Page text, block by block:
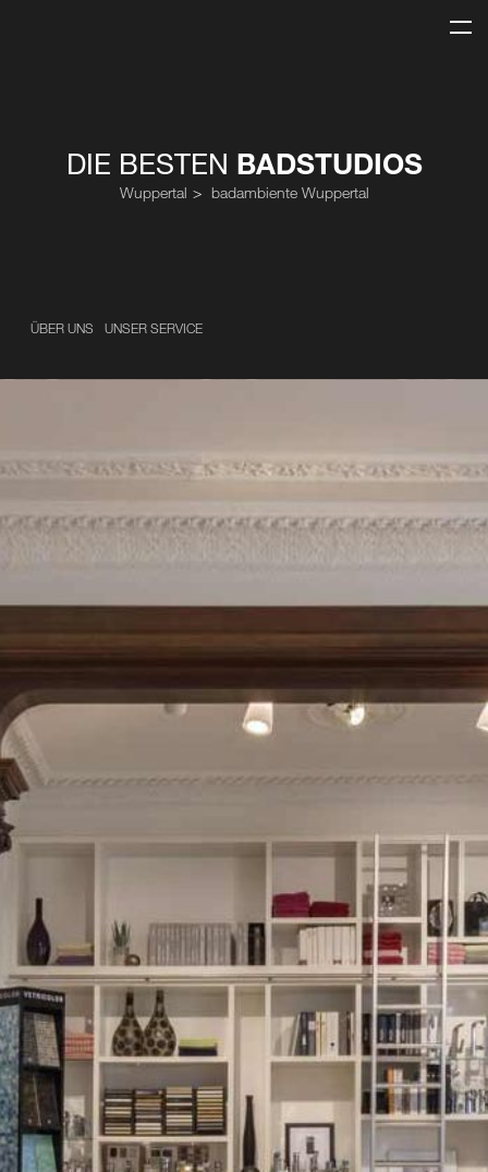
DIE BESTEN BADSTUDIOS
Wuppertal badambiente Wuppertal
ÜBER UNS UNSER SERVICE